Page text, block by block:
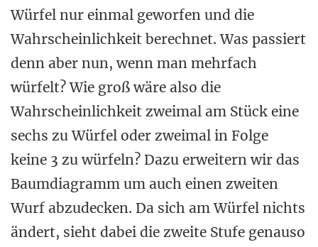
Würfel nur einmal geworfen und die
Wahrscheinlichkeit berechnet. Was passiert
denn aber nun, wenn man mehrfach
würfelt? Wie groß wäre also die
Wahrscheinlichkeit zweimal am Stück eine
sechs zu Würfel oder zweimal in Folge
keine 3 zu würfeln? Dazu erweitern wir das
Baumdiagramm um auch einen zweiten
Wurf abzudecken. Da sich am Würfel nichts
ändert, sieht dabei die zweite Stufe genauso